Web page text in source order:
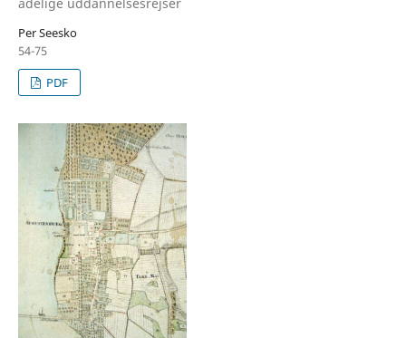
adelige uddannelsesrejser
Per Seesko
54-75
PDF